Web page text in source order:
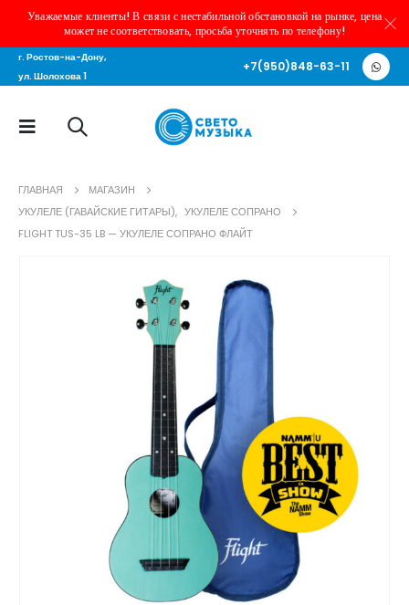
Уважаемые клиенты! В связи с нестабильной обстановкой на рынке, цена
может не соответствовать, просьба уточнять по телефону!
г. Ростов-на-Дону,
ул. Шолохова 1
+7(950)848-63-11
ГЛАВНАЯ
МАГАЗИН
УКУЛЕЛЕ (ГАВАЙСКИЕ ГИТАРЫ), УКУЛЕЛЕ СОПРАНО
FLIGHT TUS-35 LB — УКУЛЕЛЕ СОПРАНО ФЛАЙТ